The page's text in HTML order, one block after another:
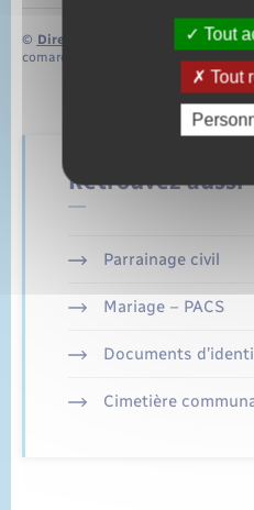
© Direction de l’information légale
comarquage developpé parbaseo.io
Retrouvez aussi
Parrainage civil
Mariage – PACS
Documents
Cimetière
Tout
Tout